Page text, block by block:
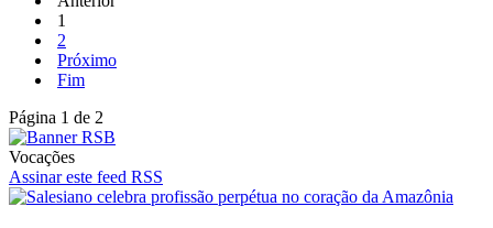
1
2
Próximo
Fim
Página 1 de 2
Vocações
Assinar este feed RSS